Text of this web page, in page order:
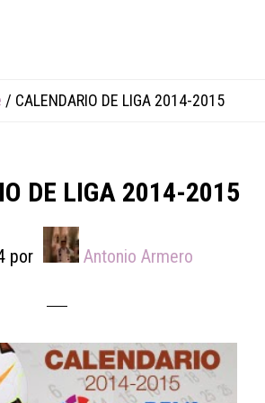
/ CALENDARIO DE LIGA 2014-2015
DE LIGA 2014-2015
por Antonio Armero